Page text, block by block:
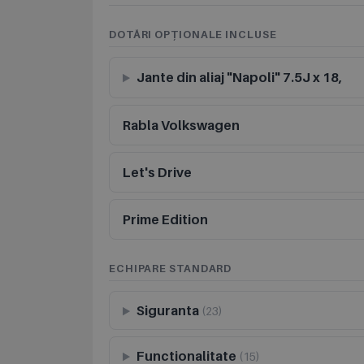
DOTĂRI OPȚIONALE INCLUSE
Jante din aliaj "Napoli" 7.5J x 18,
Rabla Volkswagen
Let's Drive
Prime Edition
ECHIPARE STANDARD
Siguranta(23)
Functionalitate (15)